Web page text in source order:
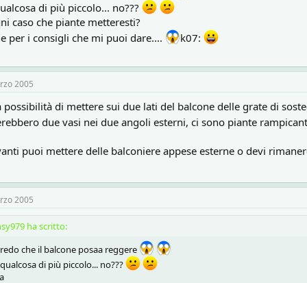
di più piccolo... no???
caso che piante metteresti?
per i consigli che mi puoi dare....
k07:
2005
possibilità di mettere sui due lati del balcone delle grate di
due vasi nei due angoli esterni, ci sono piante
puoi mettere delle balconiere appese esterne o devi
2005
ha scritto:
che il balcone posaa reggere
di più piccolo... no???